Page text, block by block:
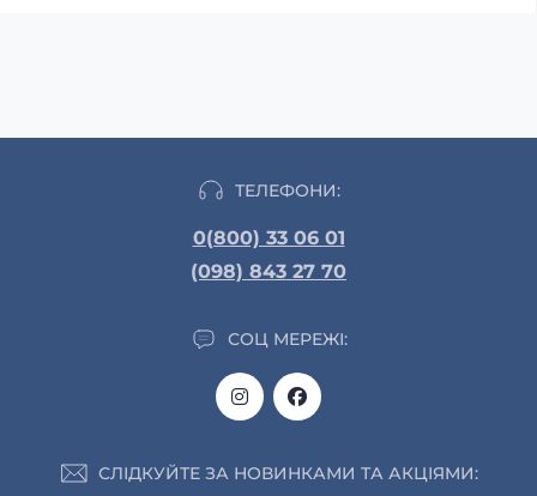
ТЕЛЕФОНИ:
0(800) 33 06 01
(098) 843 27 70
СОЦ МЕРЕЖІ:
СЛІДКУЙТЕ ЗА НОВИНКАМИ ТА АКЦІЯМИ: